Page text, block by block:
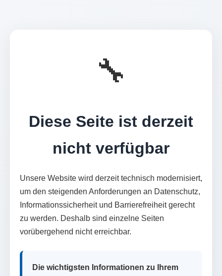
🔧
Diese Seite ist derzeit
nicht verfügbar
Unsere Website wird derzeit technisch modernisiert,
um den steigenden Anforderungen an Datenschutz,
Informationssicherheit und Barrierefreiheit gerecht
zu werden. Deshalb sind einzelne Seiten
vorübergehend nicht erreichbar.
Die wichtigsten Informationen zu Ihrem